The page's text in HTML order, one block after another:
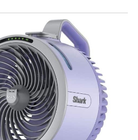
automatique à 150 °
contrôlée par
bouton et d'un
réglage vertical
manuel à 90 °,
assurant une
couverture de
refroidissement
grand angle. Parfait
pour les jardins, les
patios ou le
camping, il répartit